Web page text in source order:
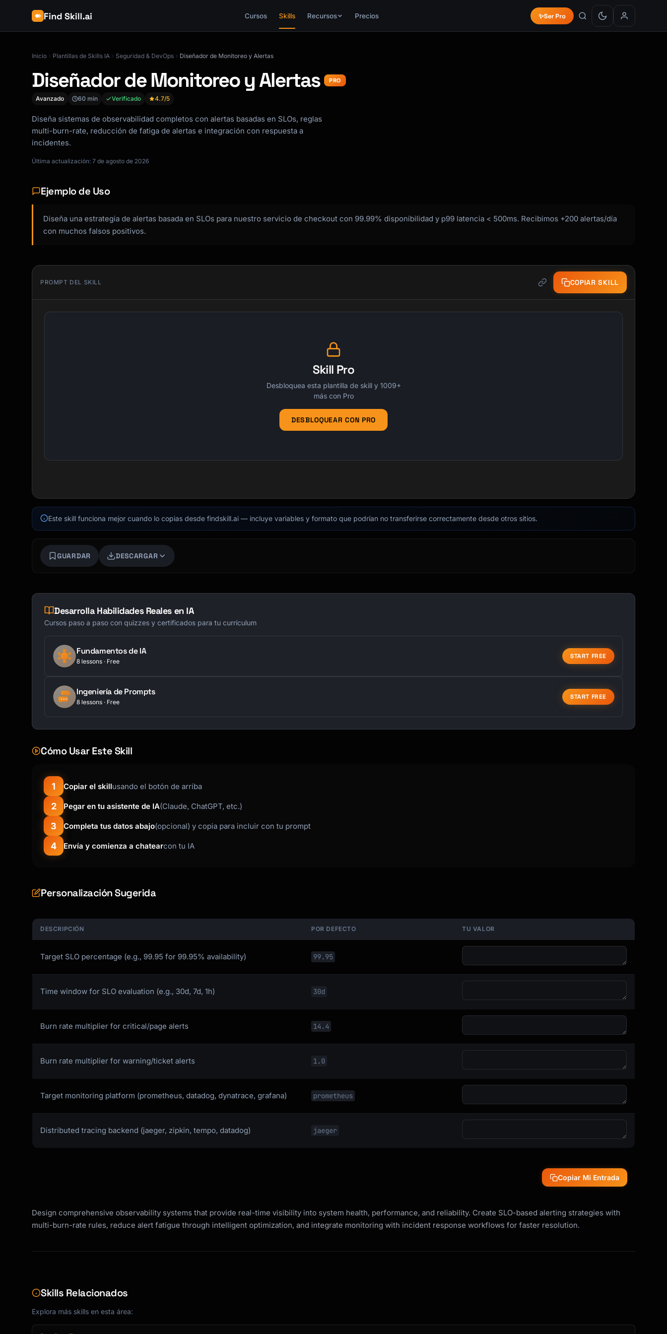
Find Skill.ai Cursos Skills Recursos Precios ✨Ser Pro
Inicio Plantillas de Skills IA Seguridad & DevOps Diseñador de Monitoreo y Alertas
Diseñador de Monitoreo y Alertas PRO
Avanzado 60 min Verificado 4.7/5
Diseña sistemas de observabilidad completos con alertas basadas en SLOs, reglas
multi-burn-rate, reducción de fatiga de alertas e integración con respuesta a
incidentes.
Última actualización: 7 de agosto de 2026
Ejemplo de Uso
Diseña una estrategia de alertas basada en SLOs para nuestro servicio de checkout con 99.99% disponibilidad y p99 latencia < 500ms. Recibimos +200 alertas/día
con muchos falsos positivos.
PROMPT DEL SKILL COPIAR SKILL
Skill Pro
Desbloquea esta plantilla de skill y 1009+
más con Pro
DESBLOQUEAR CON PRO
Este skill funciona mejor cuando lo copias desde findskill.ai — incluye variables y formato que podrían no transferirse correctamente desde otros sitios.
GUARDAR DESCARGAR
Desarrolla Habilidades Reales en IA
Cursos paso a paso con quizzes y certificados para tu currículum
Fundamentos de IA
8 lessons · Free
START FREE
Ingeniería de Prompts
8 lessons · Free
START FREE
Cómo Usar Este Skill
1 Copiar el skillusando el botón de arriba
2 Pegar en tu asistente de IA(Claude, ChatGPT, etc.)
3 Completa tus datos abajo(opcional) y copia para incluir con tu prompt
4 Envía y comienza a chatearcon tu IA
Personalización Sugerida
DESCRIPCIÓN POR DEFECTO TU VALOR
Target SLO percentage (e.g., 99.95 for 99.95% availability) 99.95
Time window for SLO evaluation (e.g., 30d, 7d, 1h) 30d
Burn rate multiplier for critical/page alerts 14.4
Burn rate multiplier for warning/ticket alerts 1.0
Target monitoring platform (prometheus, datadog, dynatrace, grafana) prometheus
Distributed tracing backend (jaeger, zipkin, tempo, datadog) jaeger
Copiar Mi Entrada
Design comprehensive observability systems that provide real-time visibility into system health, performance, and reliability. Create SLO-based alerting strategies with
multi-burn-rate rules, reduce alert fatigue through intelligent optimization, and integrate monitoring with incident response workflows for faster resolution.
Skills Relacionados
Explora más skills en esta área: